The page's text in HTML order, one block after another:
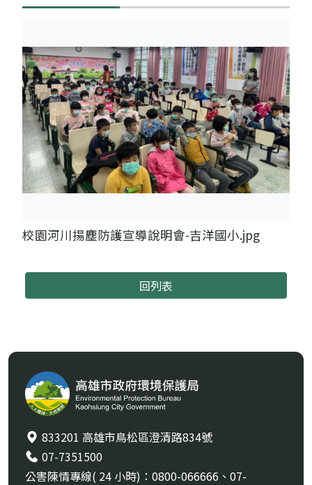
校園河川揚塵防護宣導說明會-吉洋國小.jpg
回列表
833201 高雄市鳥松區澄清路834號
07-7351500
公害陳情專線( 24 小時)：0800-066666、07-